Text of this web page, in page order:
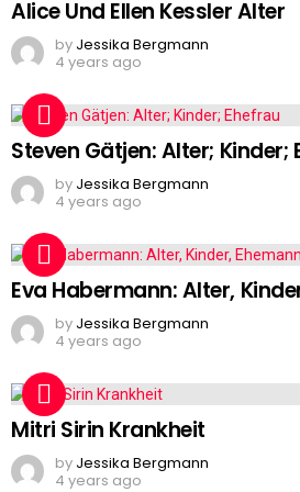
Alice Und Ellen Kessler Alter
by Jessika Bergmann
4 years ago
Steven Gätjen: Alter; Kinder;
by Jessika Bergmann
4 years ago
Eva Habermann: Alter,
by Jessika Bergmann
4 years ago
Mitri Sirin Krankheit
by Jessika Bergmann
4 years ago